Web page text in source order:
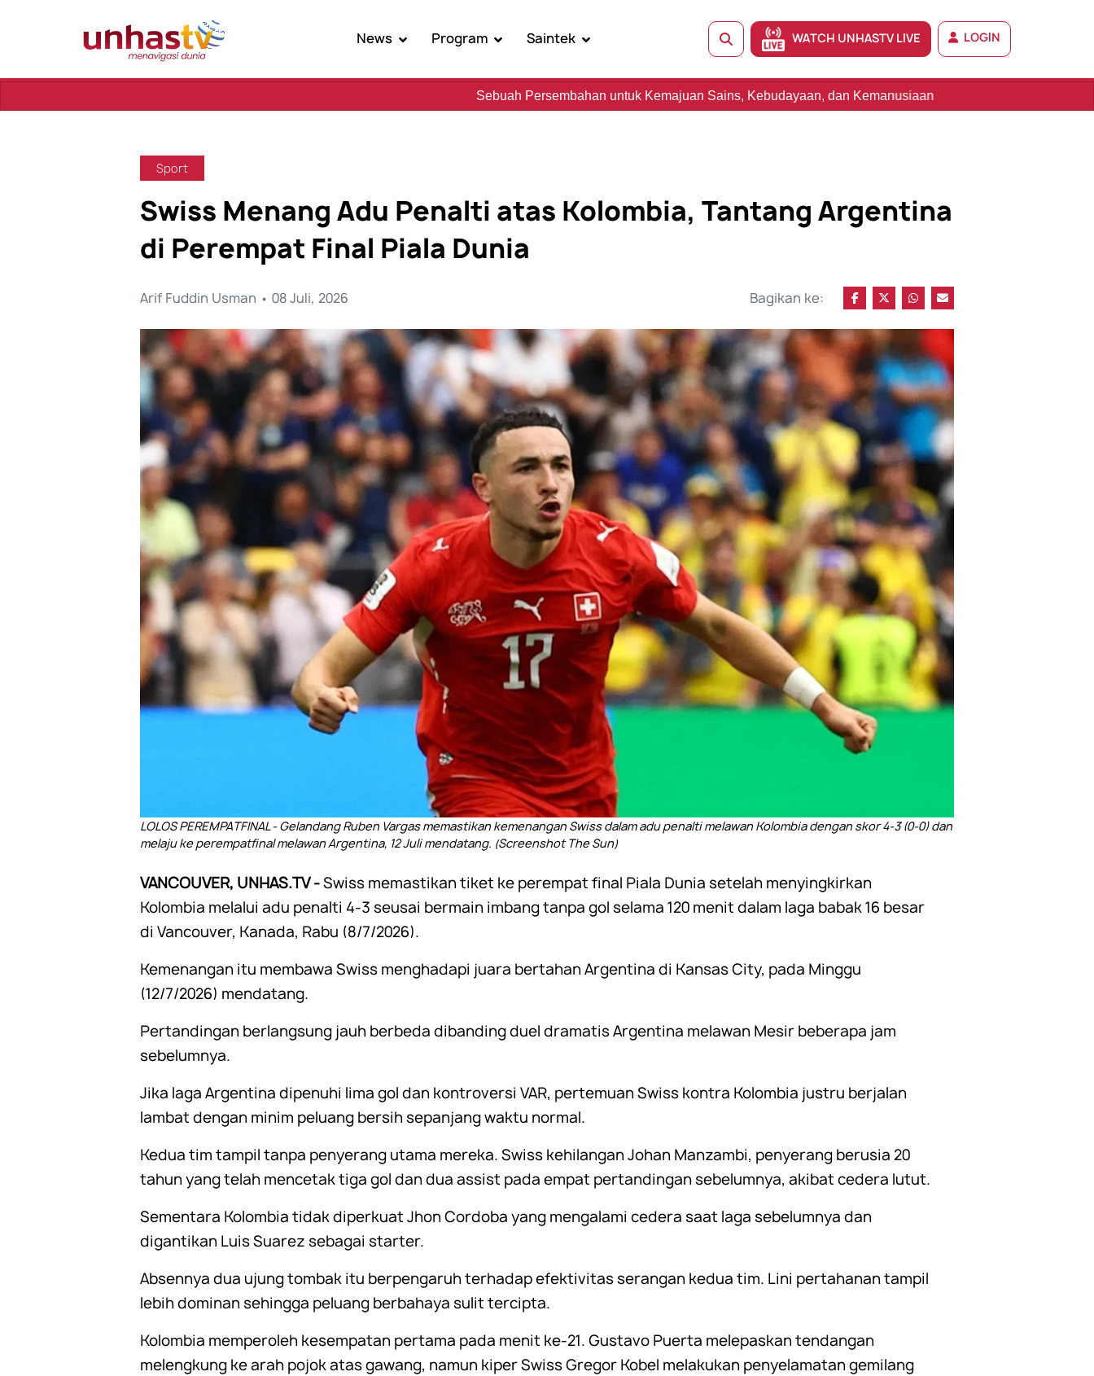
News Program Saintek WATCH UNHASTV LIVE LOGIN
Sebuah Persembahan untuk Kemajuan Sains, Kebudayaan, dan Kemanusiaan
Sport
Swiss Menang Adu Penalti atas Kolombia, Tantang Argentina
di Perempat Final Piala Dunia
Arif Fuddin Usman • 08 Juli, 2026 Bagikan ke:
LOLOS PEREMPATFINAL - Gelandang Ruben Vargas memastikan kemenangan Swiss dalam adu penalti melawan Kolombia dengan skor 4-3 (0-0) dan
melaju ke perempatfinal melawan Argentina, 12 Juli mendatang. (Screenshot The Sun)
VANCOUVER, UNHAS.TV -Swiss memastikan tiket ke perempat final Piala Dunia setelah menyingkirkan
Kolombia melalui adu penalti 4-3 seusai bermain imbang tanpa gol selama 120 menit dalam laga babak 16 besar
di Vancouver, Kanada, Rabu (8/7/2026).
Kemenangan itu membawa Swiss menghadapi juara bertahan Argentina di Kansas City, pada Minggu
(12/7/2026) mendatang.
Pertandingan berlangsung jauh berbeda dibanding duel dramatis Argentina melawan Mesir beberapa jam
sebelumnya.
Jika laga Argentina dipenuhi lima gol dan kontroversi VAR, pertemuan Swiss kontra Kolombia justru berjalan
lambat dengan minim peluang bersih sepanjang waktu normal.
Kedua tim tampil tanpa penyerang utama mereka. Swiss kehilangan Johan Manzambi, penyerang berusia 20
tahun yang telah mencetak tiga gol dan dua assist pada empat pertandingan sebelumnya, akibat cedera lutut.
Sementara Kolombia tidak diperkuat Jhon Cordoba yang mengalami cedera saat laga sebelumnya dan
digantikan Luis Suarez sebagai starter.
Absennya dua ujung tombak itu berpengaruh terhadap efektivitas serangan kedua tim. Lini pertahanan tampil
lebih dominan sehingga peluang berbahaya sulit tercipta.
Kolombia memperoleh kesempatan pertama pada menit ke-21. Gustavo Puerta melepaskan tendangan
melengkung ke arah pojok atas gawang, namun kiper Swiss Gregor Kobel melakukan penyelamatan gemilang